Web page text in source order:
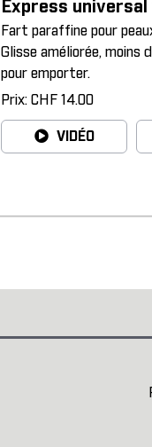
Express universal
Fart paraffine pour
Glisse améliorée, moins
pour emporter.
Prix: CHF 14.00
VIDÉO